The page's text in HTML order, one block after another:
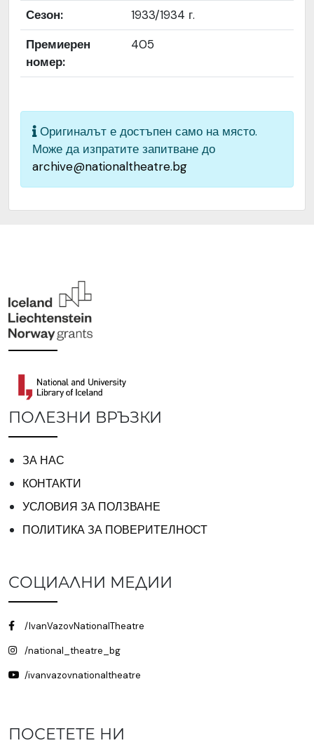
изображението
Институция
Народен театър „Иван
Сезон:
1933/1934 г.
Премиерен
номер:
405
Оригиналът е достъпен само на място.
Може да изпратите запитване до
archive@nationaltheatre.bg
ПОЛЕЗНИ ВРЪЗКИ
ЗА НАС
КОНТАКТИ
УСЛОВИЯ ЗА ПОЛЗВАНЕ
ПОЛИТИКА ЗА ПОВЕРИТЕЛНОСТ
СОЦИАЛНИ МЕДИИ
/IvanVazovNationalTheatre
/national_theatre_bg
/ivanvazovnationaltheatre
ПОСЕТЕТЕ НИ